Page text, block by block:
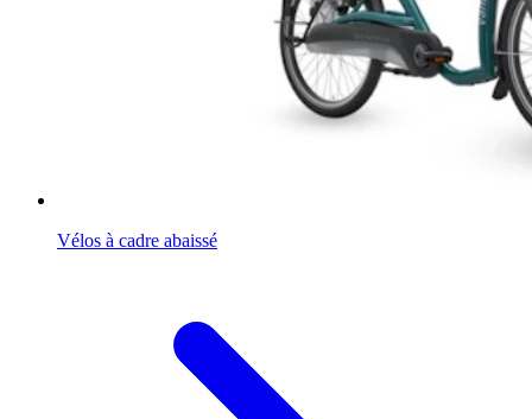
Vélos à cadre abaissé